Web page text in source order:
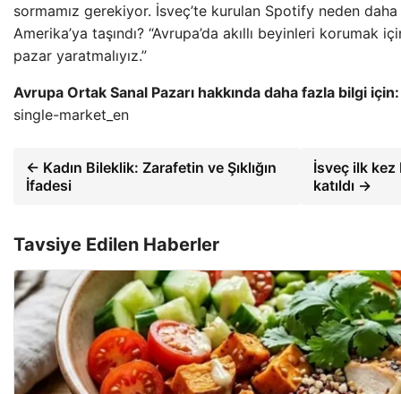
sormamız gerekiyor. İsveç’te kurulan Spotify neden
Amerika’ya taşındı? “Avrupa’da akıllı beyinleri korumak
pazar yaratmalıyız.”
Avrupa Ortak Sanal Pazarı hakkında daha fazla bilgi için:
single-market_en
← Kadın Bileklik: Zarafetin ve Şıklığın
İfadesi
İsveç ilk kez
katıldı →
Tavsiye Edilen Haberler